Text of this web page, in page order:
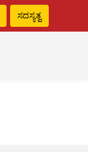
ಸದಸ್ಯತ್ವ